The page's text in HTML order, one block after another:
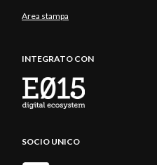
Area stampa
INTEGRATO CON
SOCIO UNICO